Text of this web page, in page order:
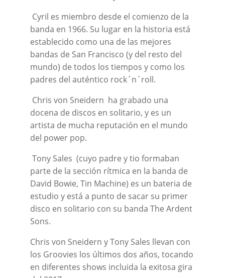
Cyril es miembro desde el comienzo de la
banda en 1966. Su lugar en la historia está
establecido como una de las mejores
bandas de San Francisco (y del resto del
mundo) de todos los tiempos y como los
padres del auténtico rock´n´roll.
Chris von Sneidern ha grabado una
docena de discos en solitario, y es un
artista de mucha reputación en el mundo
del power pop.
Tony Sales (cuyo padre y tio formaban
parte de la sección rítmica en la banda de
David Bowie, Tin Machine) es un bateria de
estudio y está a punto de sacar su primer
disco en solitario con su banda The Ardent
Sons.
Chris von Sneidern y Tony Sales llevan con
los Groovies los últimos dos años, tocando
en diferentes shows incluida la exitosa gira